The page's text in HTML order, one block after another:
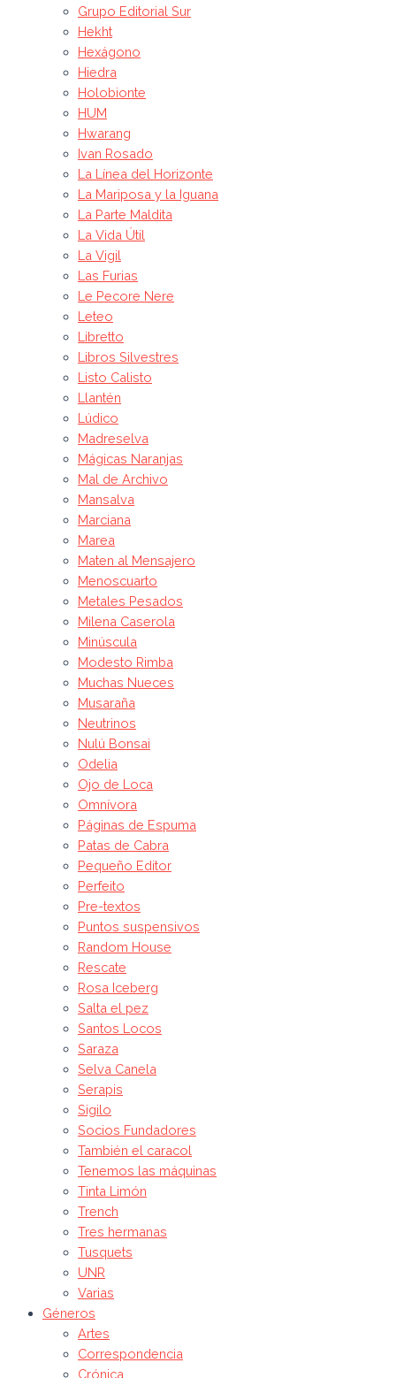
Grupo Editorial Sur
Hekht
Hexágono
Hiedra
Holobionte
HUM
Hwarang
Ivan Rosado
La Línea del Horizonte
La Mariposa y la Iguana
La Parte Maldita
La Vida Útil
La Vigil
Las Furias
Le Pecore Nere
Leteo
Libretto
Libros Silvestres
Listo Calisto
Llantén
Lúdico
Madreselva
Mágicas Naranjas
Mal de Archivo
Mansalva
Marciana
Marea
Maten al Mensajero
Menoscuarto
Metales Pesados
Milena Caserola
Minúscula
Modesto Rimba
Muchas Nueces
Musaraña
Neutrinos
Nulú Bonsai
Odelia
Ojo de Loca
Omnívora
Páginas de Espuma
Patas de Cabra
Pequeño Editor
Perfeito
Pre-textos
Puntos suspensivos
Random House
Rescate
Rosa Iceberg
Salta el pez
Santos Locos
Saraza
Selva Canela
Serapis
Sigilo
Socios Fundadores
También el caracol
Tenemos las máquinas
Tinta Limón
Trench
Tres hermanas
Tusquets
UNR
Varias
Géneros
Artes
Correspondencia
Crónica